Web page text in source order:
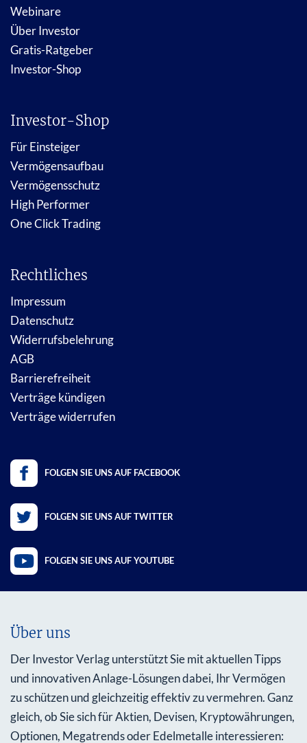
Webinare
Über Investor
Gratis-Ratgeber
Investor-Shop
Investor-Shop
Für Einsteiger
Vermögensaufbau
Vermögensschutz
High Performer
One Click Trading
Rechtliches
Impressum
Datenschutz
Widerrufsbelehrung
AGB
Barrierefreiheit
Verträge kündigen
Verträge widerrufen
FOLGEN SIE UNS AUF FACEBOOK
FOLGEN SIE UNS AUF TWITTER
FOLGEN SIE UNS AUF YOUTUBE
Über uns
Der Investor Verlag unterstützt Sie mit aktuellen Tipps
und innovativen Anlage-Lösungen dabei, Ihr Vermögen
zu schützen und gleichzeitig effektiv zu vermehren. Ganz
gleich, ob Sie sich für Aktien, Devisen, Kryptowährungen,
Optionen, Megatrends oder Edelmetalle interessieren: